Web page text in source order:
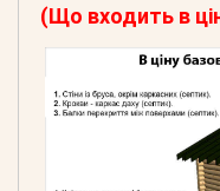
(Що входить в